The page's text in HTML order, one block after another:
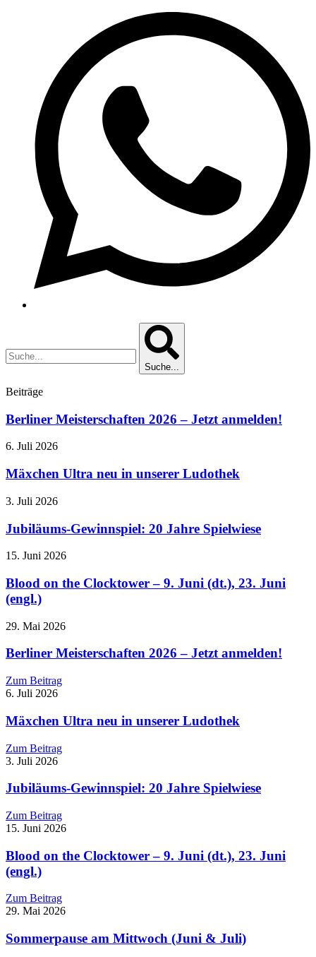
Suche...
Beiträge
Berliner Meisterschaften 2026 – Jetzt anmelden!
6. Juli 2026
Mäxchen Ultra neu in unserer Ludothek
3. Juli 2026
Jubiläums-Gewinnspiel: 20 Jahre Spielwiese
15. Juni 2026
Blood on the Clocktower – 9. Juni (dt.), 23. Juni
(engl.)
29. Mai 2026
Berliner Meisterschaften 2026 – Jetzt anmelden!
Zum Beitrag
6. Juli 2026
Mäxchen Ultra neu in unserer Ludothek
Zum Beitrag
3. Juli 2026
Jubiläums-Gewinnspiel: 20 Jahre Spielwiese
Zum Beitrag
15. Juni 2026
Blood on the Clocktower – 9. Juni (dt.), 23. Juni
(engl.)
Zum Beitrag
29. Mai 2026
Sommerpause am Mittwoch (Juni & Juli)